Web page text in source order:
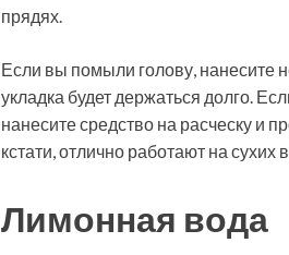
прядях.
Если вы помыли голову, нанесите
укладка будет держаться долго.
нанесите средство на расческу и
кстати, отлично работают на
Лимонная вода